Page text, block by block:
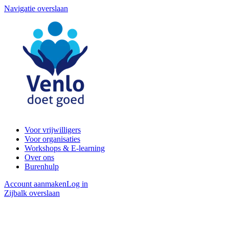
Navigatie overslaan
Voor vrijwilligers
Voor organisaties
Workshops & E-learning
Over ons
Burenhulp
Account aanmakenLog in
Zijbalk overslaan